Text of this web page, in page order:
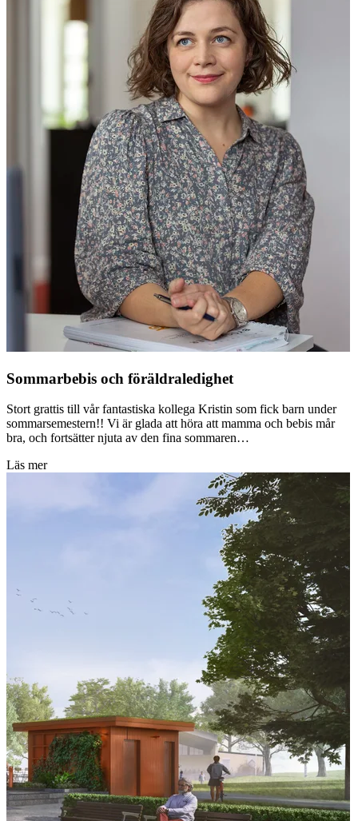
Sommarbebis och föräldraledighet
Stort grattis till vår fantastiska kollega Kristin som fick barn under
sommarsemestern!! Vi är glada att höra att mamma och bebis mår
bra, och fortsätter njuta av den fina sommaren…
Läs mer